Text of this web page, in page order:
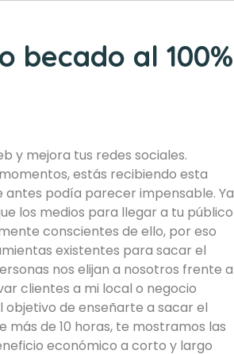
becado al 100%
y mejora tus redes sociales.
estás recibiendo esta
podía parecer impensable. Ya
los medios para llegar a tu público
conscientes de ello, por eso
existentes para sacar el
nos elijan a nosotros frente a
clientes a mi local o negocio
de enseñarte a sacar el
de 10 horas, te mostramos las
económico a corto y largo